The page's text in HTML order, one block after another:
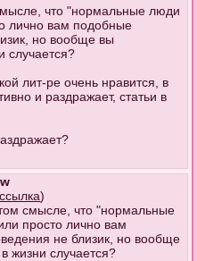
что "нормальные люди
лично вам подобные
но вообще вы
случается?
лит-ре очень нравится, в
и раздражает, статьи в
ссылка)
смысле, что "нормальные
просто лично вам
не близик, но вообще
жизни случается?